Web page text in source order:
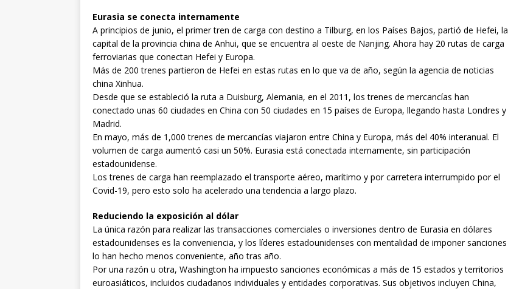
Eurasia se conecta internamente
A principios de junio, el primer tren de carga con destino a Tilburg, en los Países Bajos, partió de Hefei, la
capital de la provincia china de Anhui, que se encuentra al oeste de Nanjing. Ahora hay 20 rutas de carga
ferroviarias que conectan Hefei y Europa.
Más de 200 trenes partieron de Hefei en estas rutas en lo que va de año, según la agencia de noticias
china Xinhua.
Desde que se estableció la ruta a Duisburg, Alemania, en el 2011, los trenes de mercancías han
conectado unas 60 ciudades en China con 50 ciudades en 15 países de Europa, llegando hasta Londres y
Madrid.
En mayo, más de 1,000 trenes de mercancías viajaron entre China y Europa, más del 40% interanual. El
volumen de carga aumentó casi un 50%. Eurasia está conectada internamente, sin participación
estadounidense.
Los trenes de carga han reemplazado el transporte aéreo, marítimo y por carretera interrumpido por el
Covid-19, pero esto solo ha acelerado una tendencia a largo plazo.
Reduciendo la exposición al dólar
La única razón para realizar las transacciones comerciales o inversiones dentro de Eurasia en dólares
estadounidenses es la conveniencia, y los líderes estadounidenses con mentalidad de imponer sanciones
lo han hecho menos conveniente, año tras año.
Por una razón u otra, Washington ha impuesto sanciones económicas a más de 15 estados y territorios
euroasiáticos, incluidos ciudadanos individuales y entidades corporativas. Sus objetivos incluyen China,